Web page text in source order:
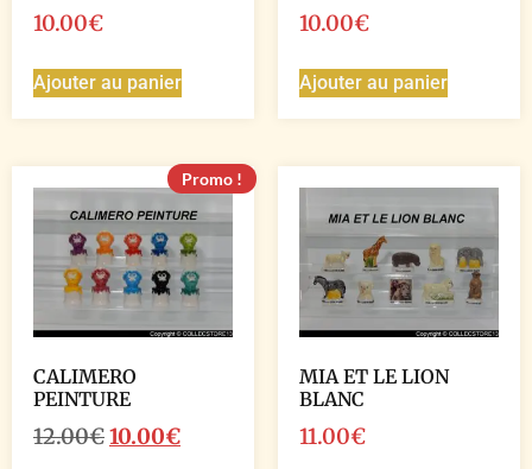
10.00€
Ajouter au panier
10.00€
Ajouter au panier
Promo !
CALIMERO
PEINTURE
12.00€10.00€
MIA ET LE LION
BLANC
11.00€